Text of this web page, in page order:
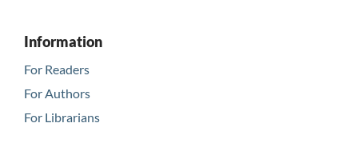
Information
For Readers
For Authors
For Librarians